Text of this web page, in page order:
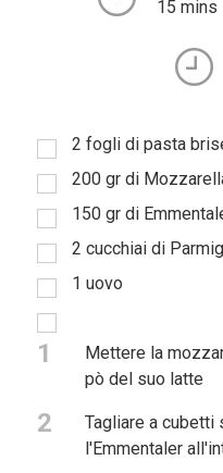
15 mins
2 fogli di pasta
200 gr di
150 gr di
2 cucchiai di
1 uovo
1
Mettere la
pò del suo latte
2
Tagliare a cubetti
l'Emmentaler